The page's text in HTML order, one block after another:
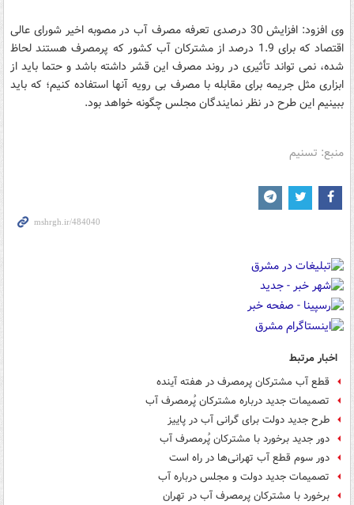
وی افزود:‌ افزایش 30 درصدی تعرفه مصرف آب در مصوبه اخیر شورای عالی
اقتصاد که برای 1.9 درصد از مشترکان آب کشور که پرمصرف هستند لحاظ
شده، نمی تواند تأثیری در روند مصرف این قشر داشته باشد و حتما باید از
ابزاری مثل جریمه برای مقابله با مصرف بی رویه آنها استفاده کنیم؛ که باید
ببینیم این طرح در نظر نمایندگان مجلس چگونه خواهد بود.
منبع: تسنیم
اخبار مرتبط
قطع آب مشترکان پرمصرف در هفته آینده
تصمیمات جدید درباره مشترکان پُرمصرف آب
طرح جدید دولت برای گرانی آب در پاییز
دور جدید برخورد با مشترکان پُرمصرف آب
دور سوم قطع آب تهرانی‌ها در راه است
تصمیمات جدید دولت و مجلس درباره آب
برخورد با مشترکان پرمصرف آب در تهران